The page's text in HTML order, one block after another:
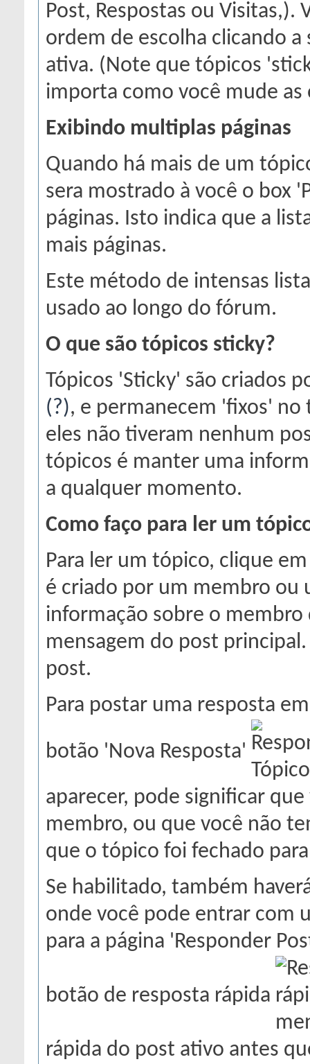
Post, Respostas ou
ordem de escolha clicando
ativa. (Note que tópicos
importa como você mude as
Exibindo multiplas páginas
Quando há mais de um
sera mostrado à você o box
páginas. Isto indica que a
mais páginas.
Este método de intensas
usado ao longo do fórum.
O que são tópicos sticky?
Tópicos 'Sticky' são criados
(?), e permanecem 'fixos' no
eles não tiveram nenhum
tópicos é manter uma
a qualquer momento.
Como faço para ler um
Para ler um tópico, clique
é criado por um membro ou
informação sobre o
mensagem do post
post.
Para postar uma resposta
botão 'Nova Resposta'
aparecer, pode significar
membro, ou que você não
que o tópico foi fechado
Se habilitado, também
onde você pode entrar com
para a página 'Responder
botão de resposta rápida
rápida do post ativo antes